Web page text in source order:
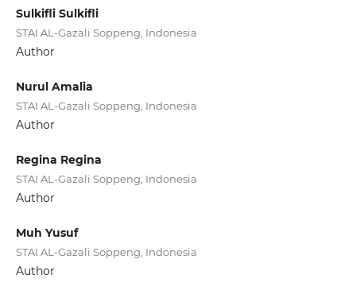
Sulkifli Sulkifli
STAI AL-Gazali Soppeng, Indonesia
Author
Nurul Amalia
STAI AL-Gazali Soppeng, Indonesia
Author
Regina Regina
STAI AL-Gazali Soppeng, Indonesia
Author
Muh Yusuf
STAI AL-Gazali Soppeng, Indonesia
Author